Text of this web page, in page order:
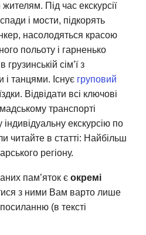
Під час екскурсії
і мости, підкорять
насолодяться красою
польоту і гарненько
сім’ї з
і танцями. Існує груповий
Відвідати всі ключові
транспорті
екскурсію по
читайте в статті: Найбільш
регіону.
пам’яток є окремі
з ними Вам варто лише
(в тексті